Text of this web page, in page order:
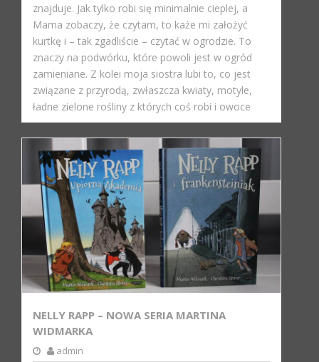
znajduje. Jak tylko robi się minimalnie cieplej, a
Mama zobaczy, że czytam, to każe mi założyć
kurtkę i – tak zgadliście – czytać w ogrodzie. To
znaczy na podwórku, które powoli jest w ogród
zamieniane. Z kolei moja siostra lubi to, co jest
związane z przyrodą, zwłaszcza kwiaty, motyle,
ładne zielone rośliny z których coś robi i owoce
NELLY RAPP – NOWA SERIA MARTINA
WIDMARKA
admin